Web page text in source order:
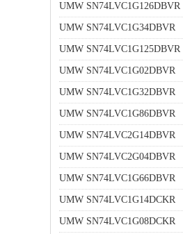
UMW SN74LVC1G126DBVR
UMW SN74LVC1G34DBVR
UMW SN74LVC1G125DBVR
UMW SN74LVC1G02DBVR
UMW SN74LVC1G32DBVR
UMW SN74LVC1G86DBVR
UMW SN74LVC2G14DBVR
UMW SN74LVC2G04DBVR
UMW SN74LVC1G66DBVR
UMW SN74LVC1G14DCKR
UMW SN74LVC1G08DCKR